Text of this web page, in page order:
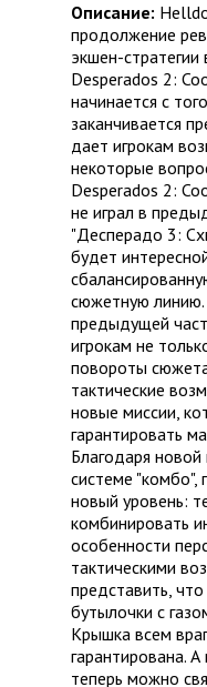
Описание:
продолжение
экшен-
Desperados 2:
начинается с
заканчивается
дает игрокам
некоторые
Desperados 2:
не играл в
"Десперадо 3:
будет
сюжетную линию.
предыдущей
игрокам не
повороты
тактические
новые миссии,
гарантировать
Благодаря
системе "комбо",
новый уровень:
комбинировать
особенности
тактическими
представить,
бутылочки с
Крышка всем
гарантирована.
теперь можно